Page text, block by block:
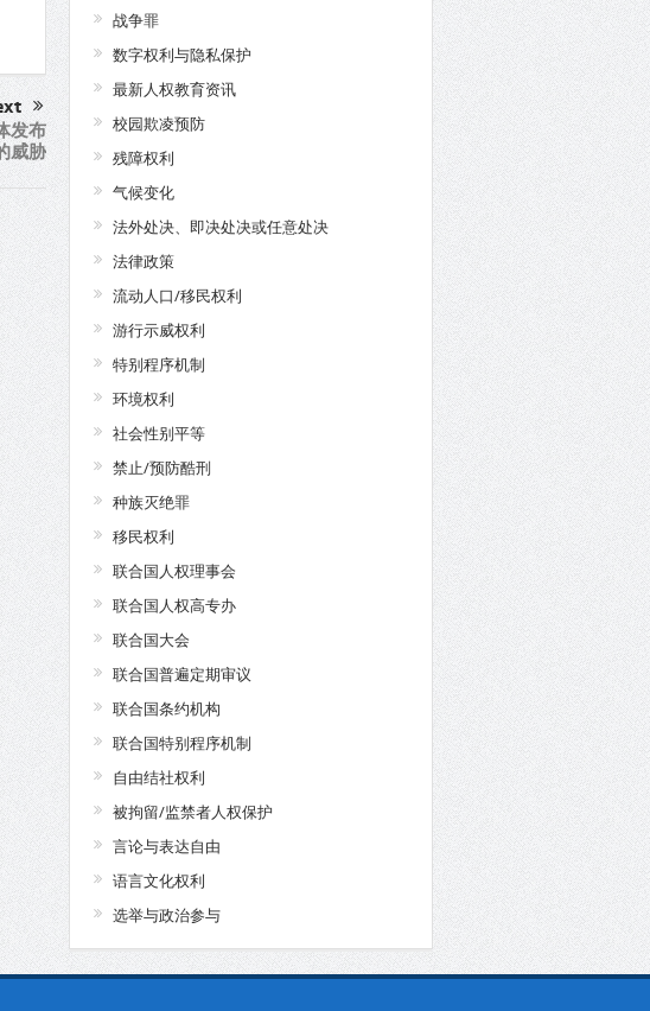
发布
威胁
战争罪
数字权利与隐私保护
最新人权教育资讯
校园欺凌预防
残障权利
气候变化
法外处决、即决处决或任意处决
法律政策
流动人口/移民权利
游行示威权利
特别程序机制
环境权利
社会性别平等
禁止/预防酷刑
种族灭绝罪
移民权利
联合国人权理事会
联合国人权高专办
联合国大会
联合国普遍定期审议
联合国条约机构
联合国特别程序机制
自由结社权利
被拘留/监禁者人权保护
言论与表达自由
语言文化权利
选举与政治参与